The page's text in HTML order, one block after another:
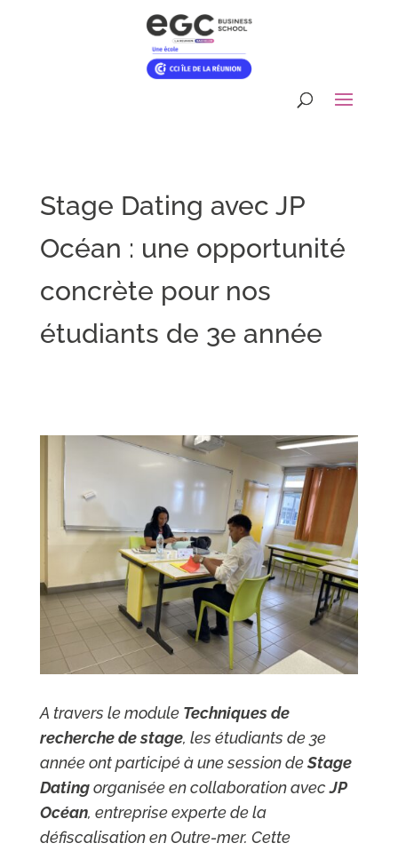
Stage Dating avec JP
Océan : une opportunité
concrète pour nos
étudiants de 3e année
A travers le module Techniques de
recherche de stage, les étudiants de 3e
année ont participé à une session deStage
Datingorganisée en collaboration avecJP
Océan, entreprise experte de la
défiscalisation en Outre-mer. Cette